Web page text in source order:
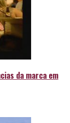
da marca em